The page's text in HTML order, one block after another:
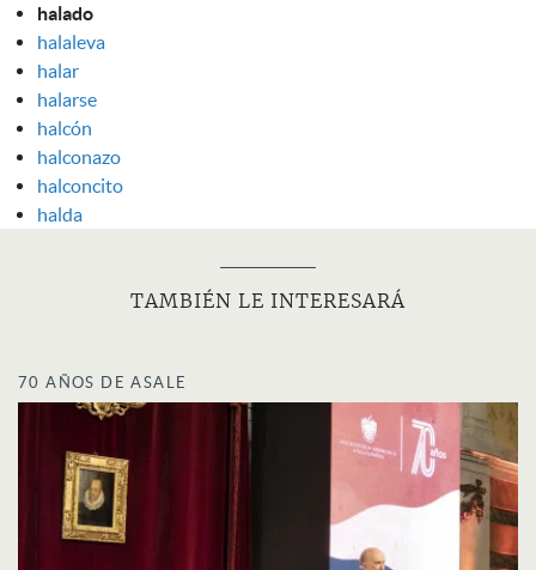
halado
halaleva
halar
halarse
halcón
halconazo
halconcito
halda
TAMBIÉN LE INTERESARÁ
70 AÑOS DE ASALE